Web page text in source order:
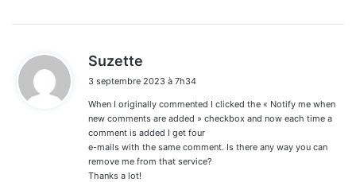
Suzette
t
:
3 septembre 2023 à 7h34
When I originally commented I clicked the « Notify me when
new comments are added » checkbox and now each time a
comment is added I get four
e-mails with the same comment. Is there any way you can
remove me from that service?
Thanks a lot!